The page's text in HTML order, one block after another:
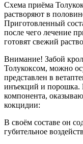
Схема приёма
растворяют в
Приготовленный
после чего лечение
готовят свежий
Внимание! Забой
Толукоксом, можно
представлен в
инъекций и порошка.
компонента,
кокцидии:
В своём составе он
губительное